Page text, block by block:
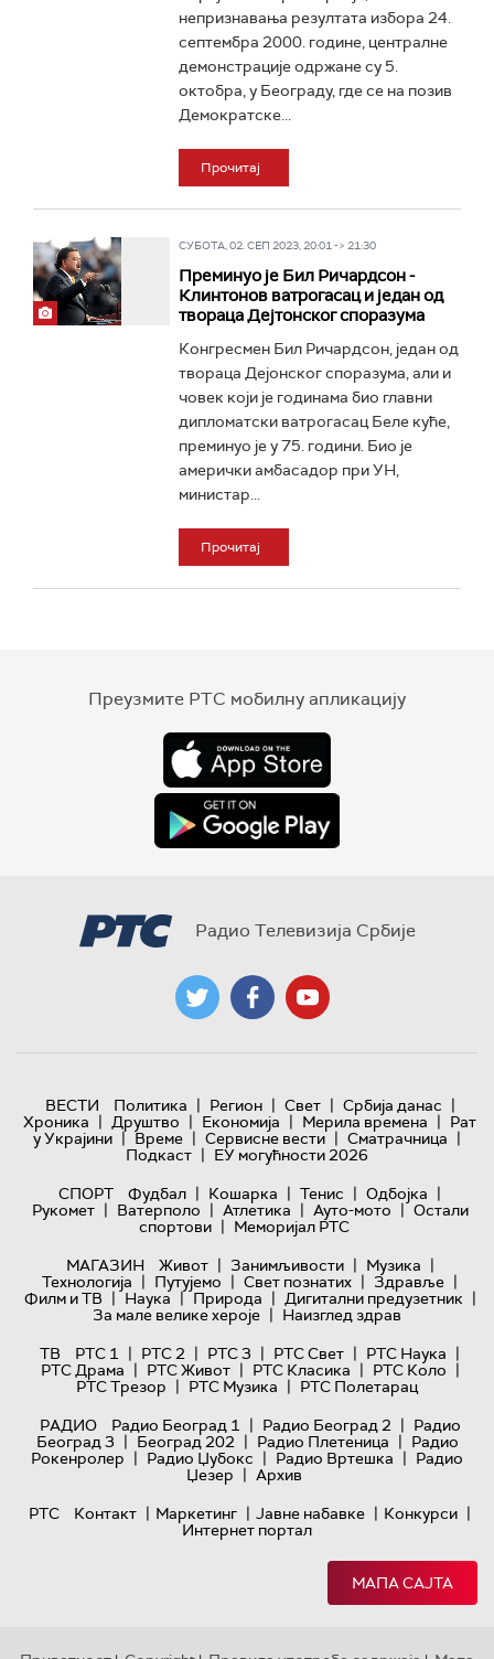
непризнавања резултата избора 24.
септембра 2000. године, централне
демонстрације одржане су 5.
октобра, у Београду, где се на позив
Демократске...
Прочитај
СУБОТА, 02. СЕП 2023, 20:01 -> 21:30
Преминуо је Бил Ричардсон -
Клинтонов ватрогасац и један од
твораца Дејтонског споразума
Конгресмен Бил Ричардсон, један од
твораца Дејонског споразума, али и
човек који је годинама био главни
дипломатски ватрогасац Беле куће,
преминуо је у 75. години. Био је
амерички амбасадор при УН,
министар...
Прочитај
Преузмите РТС мобилну апликацију
Радио Телевизија Србије
ВЕСТИ Политика | Регион | Свет | Србија данас |
Хроника | Друштво | Економија | Мерила времена | Рат
у Украјини | Време | Сервисне вести | Сматрачница |
Подкаст | ЕУ могућности 2026
СПОРТ
Фудбал | Кошарка | Тенис | Одбојка |
Рукомет | Ватерполо | Атлетика | Ауто-мото | Остали
спортови | Меморијал РТС
МАГАЗИН
Живот | Занимљивости | Музика |
Технологијa | Путујемо | Свет познатих | Здравље |
Филм и ТВ | Наука | Природа | Дигитални предузетник |
За мале велике хероје | Наизглед здрав
ТВ
РТС 1 | РТС 2 | РТС 3 | РТС Свет | РТС Наука |
РТС Драма | РТС Живот | РТС Класика | РТС Коло |
РТС Трезор | РТС Музика | РТС Полетарац
РАДИО
Радио Београд 1 | Радио Београд 2 | Радио
Београд 3 | Београд 202 | Радио Плетеница | Радио
Рокенролер | Радио Џубокс | Радио Вртешка | Радио
Џезер | Архив
РТС
Контакт | Маркетинг | Јавне набавке | Конкурси |
Интернет портал
МАПА САЈТА